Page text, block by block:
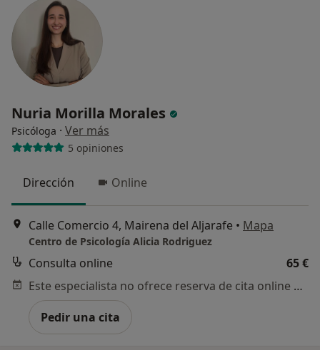
Nuria Morilla Morales
Psicóloga · Ver más
5 opiniones
Dirección Online
Calle Comercio 4, Mairena del Aljarafe • Mapa
Centro de Psicología Alicia Rodriguez
Consulta online
65 €
Este especialista no ofrece reserva de cita online en esta dirección.
Pedir una cita